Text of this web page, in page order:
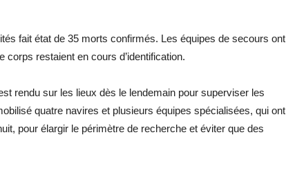
fait état de 35 morts confirmés. Les équipes de secours ont
restaient en cours d’identification.
rendu sur les lieux dès le lendemain pour superviser les
quatre navires et plusieurs équipes spécialisées, qui ont
pour élargir le périmètre de recherche et éviter que des